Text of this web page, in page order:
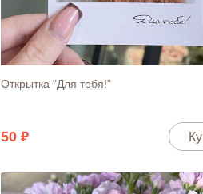
Открытка "Для тебя!"
50